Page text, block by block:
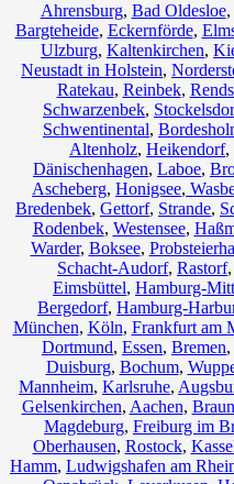
Ahrensburg, Bad Oldesloe,
Bargteheide, Eckernförde,
Ulzburg, Kaltenkirchen,
Neustadt in Holstein,
Ratekau, Reinbek,
Schwarzenbek,
Schwentinental,
Altenholz, Heikendorf,
Dänischenhagen, Laboe,
Ascheberg, Honigsee,
Bredenbek, Gettorf, Strande,
Rodenbek, Westensee,
Warder, Boksee,
Schacht-Audorf, Rastorf,
Eimsbüttel, Hamburg-
Bergedorf, Hamburg-
München, Köln, Frankfurt am
Dortmund, Essen, Bremen,
Duisburg, Bochum,
Mannheim, Karlsruhe,
Gelsenkirchen, Aachen,
Magdeburg, Freiburg im
Oberhausen, Rostock,
Hamm, Ludwigshafen am